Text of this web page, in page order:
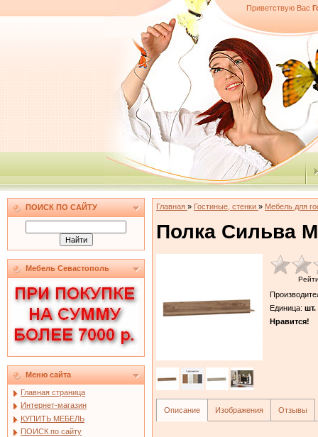
Приветствую Вас
ПОИСК ПО САЙТУ
Мебель Севастополь
Меню сайта
Главная страница
Интернет-магазин
КУПИТЬ МЕБЕЛЬ
ПОИСК по сайту
Главная » Гостиные, стенки » Мебель для
Полка Сильва
Единица: шт.
Нравится!
Описание Изображения Отзывы